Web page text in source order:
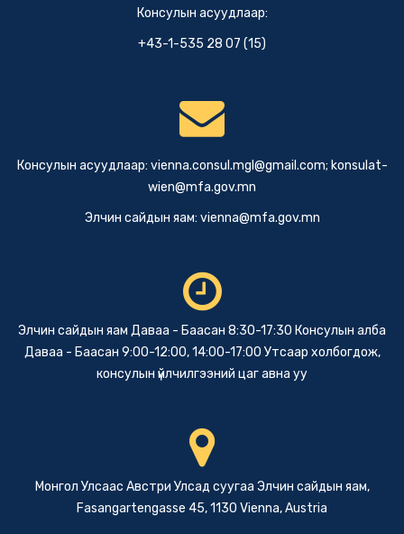
Консулын асуудлаар:
+43-1-535 28 07 (15)
Консулын асуудлаар: vienna.consul.mgl@gmail.com; konsulat-
wien@mfa.gov.mn
Элчин сайдын яам: vienna@mfa.gov.mn
Элчин сайдын яам Даваа - Баасан 8:30-17:30 Консулын алба
Даваа - Баасан 9:00-12:00, 14:00-17:00 Утсаар холбогдож,
консулын үйлчилгээний цаг авна уу
Монгол Улсаас Австри Улсад суугаа Элчин сайдын яам,
Fasangartengasse 45, 1130 Vienna, Austria